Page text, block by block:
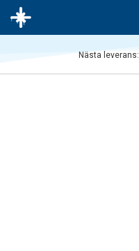
Nästa leverans: